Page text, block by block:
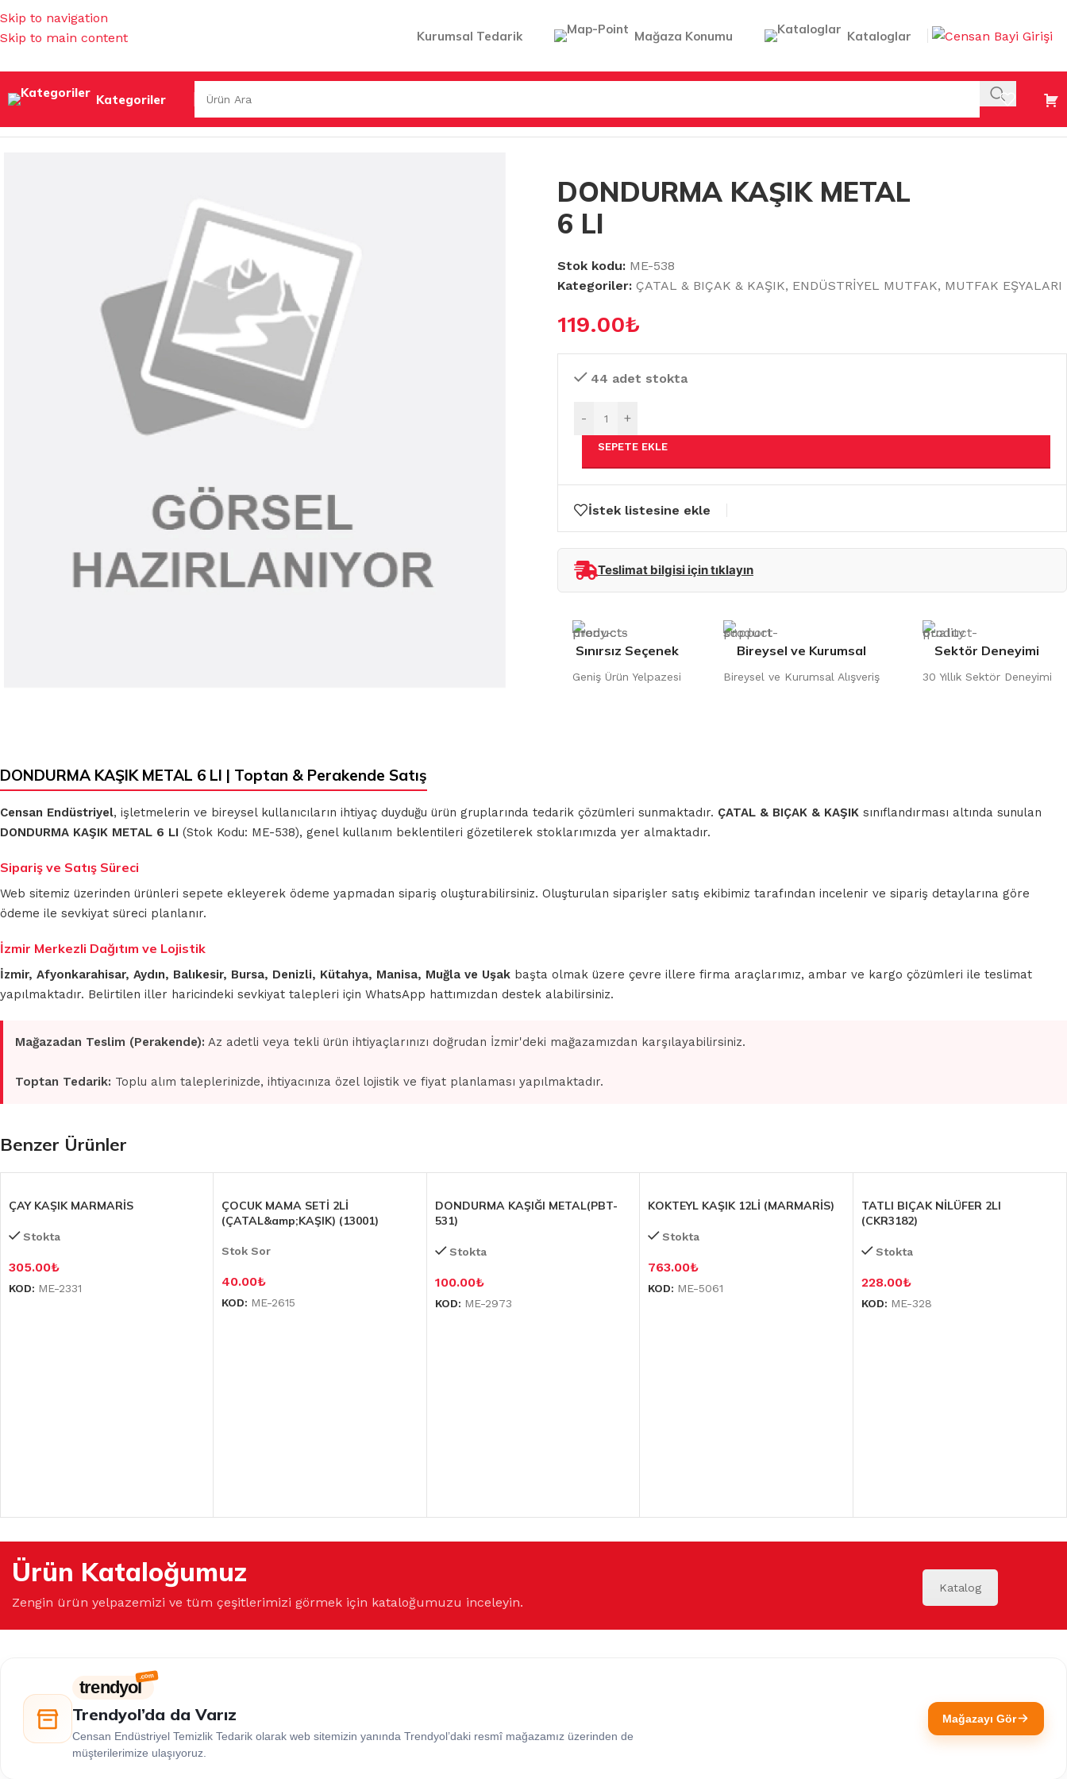
Skip to navigation
Skip to main content
Kurumsal Tedarik Mağaza Konumu Kataloglar
Kategoriler
ENDÜSTRİYEL MUTFAK/ÇATAL & BIÇAK & KAŞIK/DONDURMA KAŞIK METAL 6 LI
DONDURMA KAŞIK METAL
6 LI
Stok kodu: ME-538
Kategoriler: ÇATAL & BIÇAK & KAŞIK, ENDÜSTRİYEL MUTFAK, MUTFAK EŞYALARI
119.00₺
44 adet stokta
- +
SEPETE EKLE
İstek listesine ekle
Teslimat bilgisi için tıklayın
Sınırsız Seçenek
Geniş Ürün Yelpazesi
Bireysel ve Kurumsal
Bireysel ve Kurumsal Alışveriş
Sektör Deneyimi
30 Yıllık Sektör Deneyimi
DONDURMA KAŞIK METAL 6 LI | Toptan & Perakende Satış
Censan Endüstriyel, işletmelerin ve bireysel kullanıcıların ihtiyaç duyduğu ürün gruplarında tedarik çözümleri sunmaktadır. ÇATAL & BIÇAK & KAŞIK sınıflandırması altında sunulan
DONDURMA KAŞIK METAL 6 LI (Stok Kodu: ME-538), genel kullanım beklentileri gözetilerek stoklarımızda yer almaktadır.
Sipariş ve Satış Süreci
Web sitemiz üzerinden ürünleri sepete ekleyerek ödeme yapmadan sipariş oluşturabilirsiniz. Oluşturulan siparişler satış ekibimiz tarafından incelenir ve sipariş detaylarına göre
ödeme ile sevkiyat süreci planlanır.
İzmir Merkezli Dağıtım ve Lojistik
İzmir, Afyonkarahisar, Aydın, Balıkesir, Bursa, Denizli, Kütahya, Manisa, Muğla ve Uşak başta olmak üzere çevre illere firma araçlarımız, ambar ve kargo çözümleri ile teslimat
yapılmaktadır. Belirtilen iller haricindeki sevkiyat talepleri için WhatsApp hattımızdan destek alabilirsiniz.
Mağazadan Teslim (Perakende): Az adetli veya tekli ürün ihtiyaçlarınızı doğrudan İzmir'deki mağazamızdan karşılayabilirsiniz.
Toptan Tedarik: Toplu alım taleplerinizde, ihtiyacınıza özel lojistik ve fiyat planlaması yapılmaktadır.
Benzer Ürünler
ÇAY KAŞIK MARMARİS
Stokta
305.00₺
KOD: ME-2331
ÇOCUK MAMA SETİ 2Lİ
(ÇATAL&amp;KAŞIK) (13001)
Stok Sor
40.00₺
KOD: ME-2615
DONDURMA KAŞIĞI METAL(PBT-
531)
Stokta
100.00₺
KOD: ME-2973
KOKTEYL KAŞIK 12Lİ (MARMARİS)
Stokta
763.00₺
KOD: ME-5061
TATLI BIÇAK NİLÜFER 2LI
(CKR3182)
Stokta
228.00₺
KOD: ME-328
Ürün Kataloğumuz
Zengin ürün yelpazemizi ve tüm çeşitlerimizi görmek için kataloğumuzu inceleyin.
Katalog
trendyol
Trendyol’da da Varız
Censan Endüstriyel Temizlik Tedarik olarak web sitemizin yanında Trendyol’daki resmî mağazamız üzerinden de
müşterilerimize ulaşıyoruz.
Mağazayı Gör